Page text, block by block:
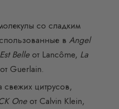
со сладким
вAngel
Belleот Lancôme, La
Guerlain.
свежих цитрусов,
Oneот Calvin Klein,